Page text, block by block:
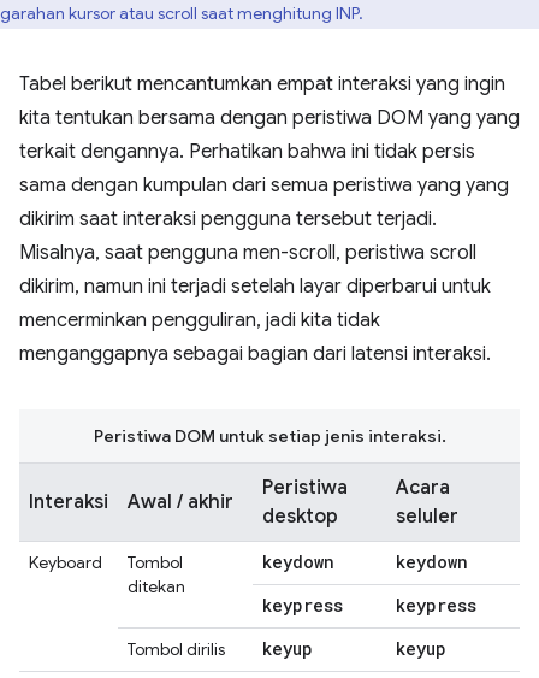
kursor atau scroll saat menghitung INP.
Tabel berikut mencantumkan empat interaksi yang ingin
kita tentukan bersama dengan peristiwa DOM yang yang
terkait dengannya. Perhatikan bahwa ini tidak persis
sama dengan kumpulan dari semua peristiwa yang yang
dikirim saat interaksi pengguna tersebut terjadi.
Misalnya, saat pengguna men-scroll, peristiwa scroll
dikirim, namun ini terjadi setelah layar diperbarui untuk
mencerminkan pengguliran, jadi kita tidak
menganggapnya sebagai bagian dari latensi interaksi.
Interaksi Awal / akhir
Peristiwa
desktop
Acara
seluler
Keyboard
Tombol
ditekan
keydown
keydown
keypress
keypress
Tombol dirilis keyup keyup
Peristiwa DOM untuk setiap jenis interaksi.